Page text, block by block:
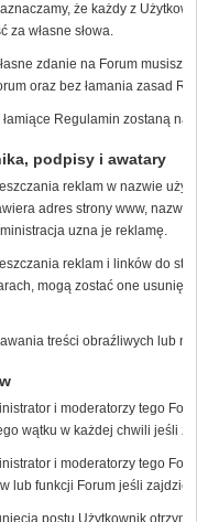
że każdy z
za własne słowa.
zdanie na Forum musisz
oraz bez łamania zasad
Regulamin zostaną
podpisy i awatary
reklam w nazwie
adres strony www,
uzna je reklamę.
reklam i linków do
mogą zostać one
treści obraźliwych lub
i moderatorzy tego
wątku w każdej chwili jeśli
i moderatorzy tego
lub funkcji Forum jeśli zajdzie